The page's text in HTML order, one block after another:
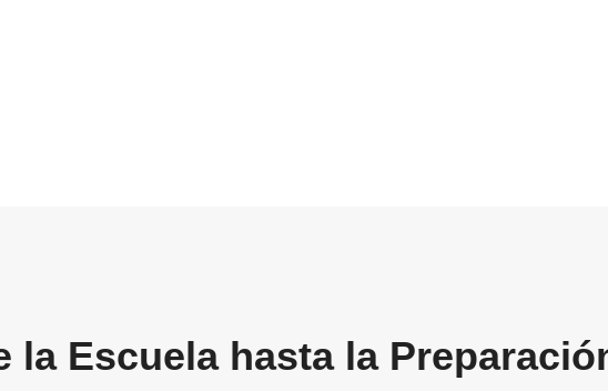
la Escuela hasta la